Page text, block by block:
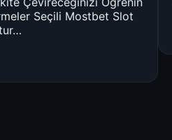
Seçili Mostbet Slot